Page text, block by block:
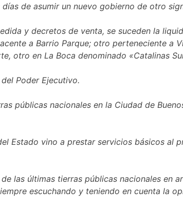
de asumir un nuevo gobierno de otro
y decretos de venta, se suceden la
a Barrio Parque; otro perteneciente a
otro en La Boca denominado «Catalinas
Poder Ejecutivo.
públicas nacionales en la Ciudad de
Estado vino a prestar servicios básicos al
las últimas tierras públicas nacionales en
escuchando y teniendo en cuenta la